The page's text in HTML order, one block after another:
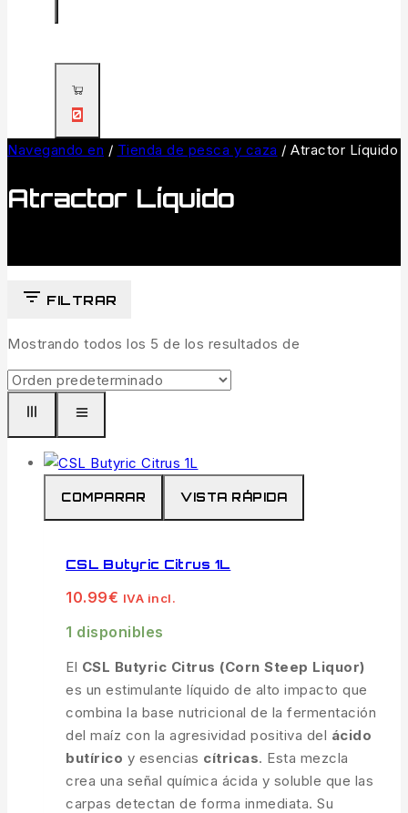
0
Navegando en / Tienda de pesca y caza / Atractor Líquido
Atractor Líquido
FILTRAR
Mostrando todos los 5 de los resultados de
COMPARAR VISTA RÁPIDA
CSL Butyric Citrus 1L
10.99€ IVA incl.
1 disponibles
El CSL Butyric Citrus (Corn Steep Liquor)
es un estimulante líquido de alto impacto que
combina la base nutricional de la fermentación
del maíz con la agresividad positiva del ácido
butírico y esencias cítricas. Esta mezcla
crea una señal química ácida y soluble que las
carpas detectan de forma inmediata. Su